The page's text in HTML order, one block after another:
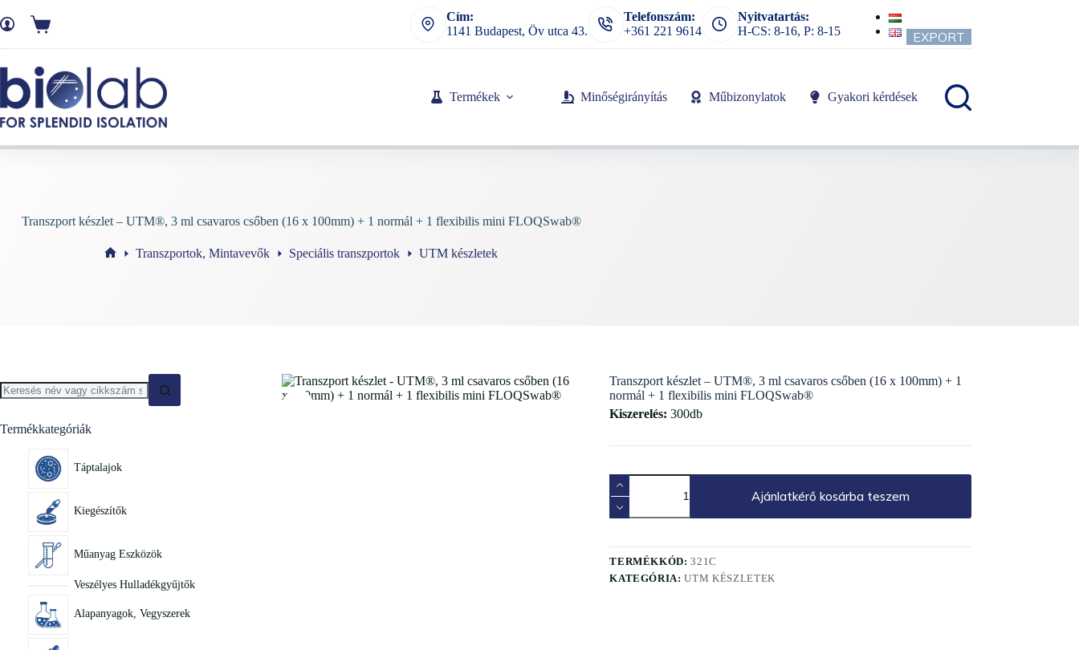
Cím:
1141 Budapest, Öv utca 43.
Telefonszám:
+361 221 9614
Nyitvatartás:
H-CS: 8-16, P: 8-15
EXPORT
Termékek Minőségirányítás Műbizonylatok Gyakori kérdések
Transzport készlet – UTM®, 3 ml csavaros csőben (16 x 100mm) + 1 normál + 1 flexibilis mini FLOQSwab®
Transzportok, Mintavevők Speciális transzportok UTM készletek
Transzport készlet – UTM®, 3 ml csavaros csőben (16 x 100mm) + 1
normál + 1 flexibilis mini FLOQSwab®
Kiszerelés: 300db
Ajánlatkérő kosárba teszem
TERMÉKKÓD:321C
KATEGÓRIA:UTM KÉSZLETEK
Termékkategóriák
Táptalajok
Kiegészítők
Műanyag Eszközök
Veszélyes Hulladékgyűjtők
Alapanyagok, Vegyszerek